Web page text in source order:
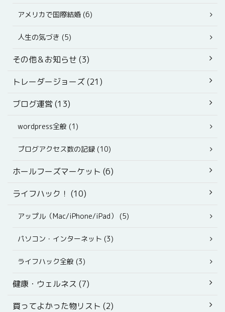
アメリカで国際結婚 (6)
人生の気づき (5)
その他＆お知らせ (3)
トレーダージョーズ (21)
ブログ運営 (13)
wordpress全般 (1)
ブログアクセス数の記録 (10)
ホールフーズマーケット (6)
ライフハック！ (10)
アップル（Mac/iPhone/iPad） (5)
パソコン・インターネット (3)
ライフハック全般 (3)
健康・ウェルネス (7)
買ってよかった物リスト (2)